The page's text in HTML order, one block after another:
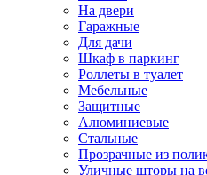
На двери
Гаражные
Для дачи
Шкаф в паркинг
Роллеты в туалет
Мебельные
Защитные
Алюминиевые
Стальные
Прозрачные из
Уличные шторы на